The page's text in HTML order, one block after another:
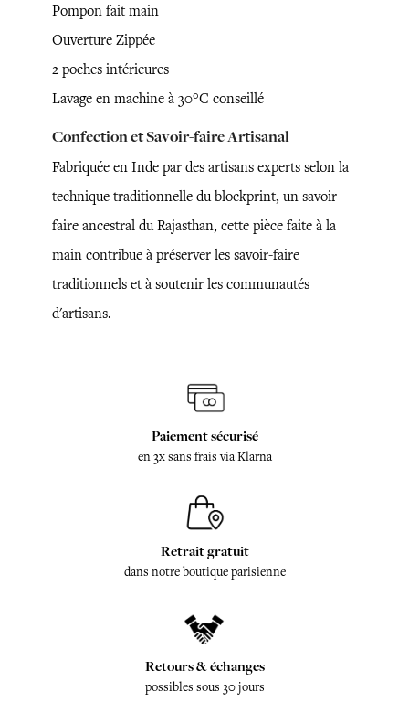
Pompon fait main
Ouverture Zippée
2 poches intérieures
Lavage en machine à 30°C conseillé
Confection et Savoir-faire Artisanal
Fabriquée en Inde par des artisans experts selon la
technique traditionnelle du blockprint, un savoir-
faire ancestral du Rajasthan, cette pièce faite à la
main contribue à préserver les savoir-faire
traditionnels et à soutenir les communautés
d'artisans.
Paiement sécurisé
en 3x sans frais via Klarna
Retrait gratuit
dans notre boutique parisienne
Retours & échanges
possibles sous 30 jours